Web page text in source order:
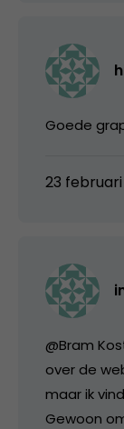
Goede
23 februari
@Bram
over de
maar ik
Gewoon